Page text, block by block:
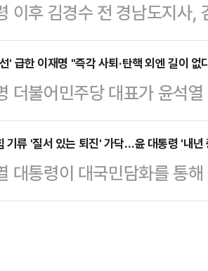
한 상황이고, 대통령의 조기
에게 최선의 방…
.윤 대통령은 7일 오전 서울
한 대국민담화를 했다. 윤
처음이다. 이날 윤 대통령의
, 따라서 질문과 답변과 이
비상계…
이후 김경수 전 경남도지사,
권의 차기 대권 잠룡으로
고 있다. 탄핵 시계 속도가
앓았던 인물들 사이에서 일
온다.6일 정치권에 따르면
경수 전 경남도지사는 전날
국일성으로 윤석열 대통령
를 위한…
' 급한 이재명 "즉각 사퇴·탄핵 외엔 길이 없
더불어민주당 대표가 윤석
면 탄핵에 의한 조기 퇴진
윤 대통령 탄핵안이 부결된
언했다.이재명 대표는 7일
직전에 있었던 윤 대통령의
기류 '질서 있는 퇴진' 가닥…윤 대통령 '내년
대통령이 대국민담화를 통
제까지도 내려놓았다. 이에